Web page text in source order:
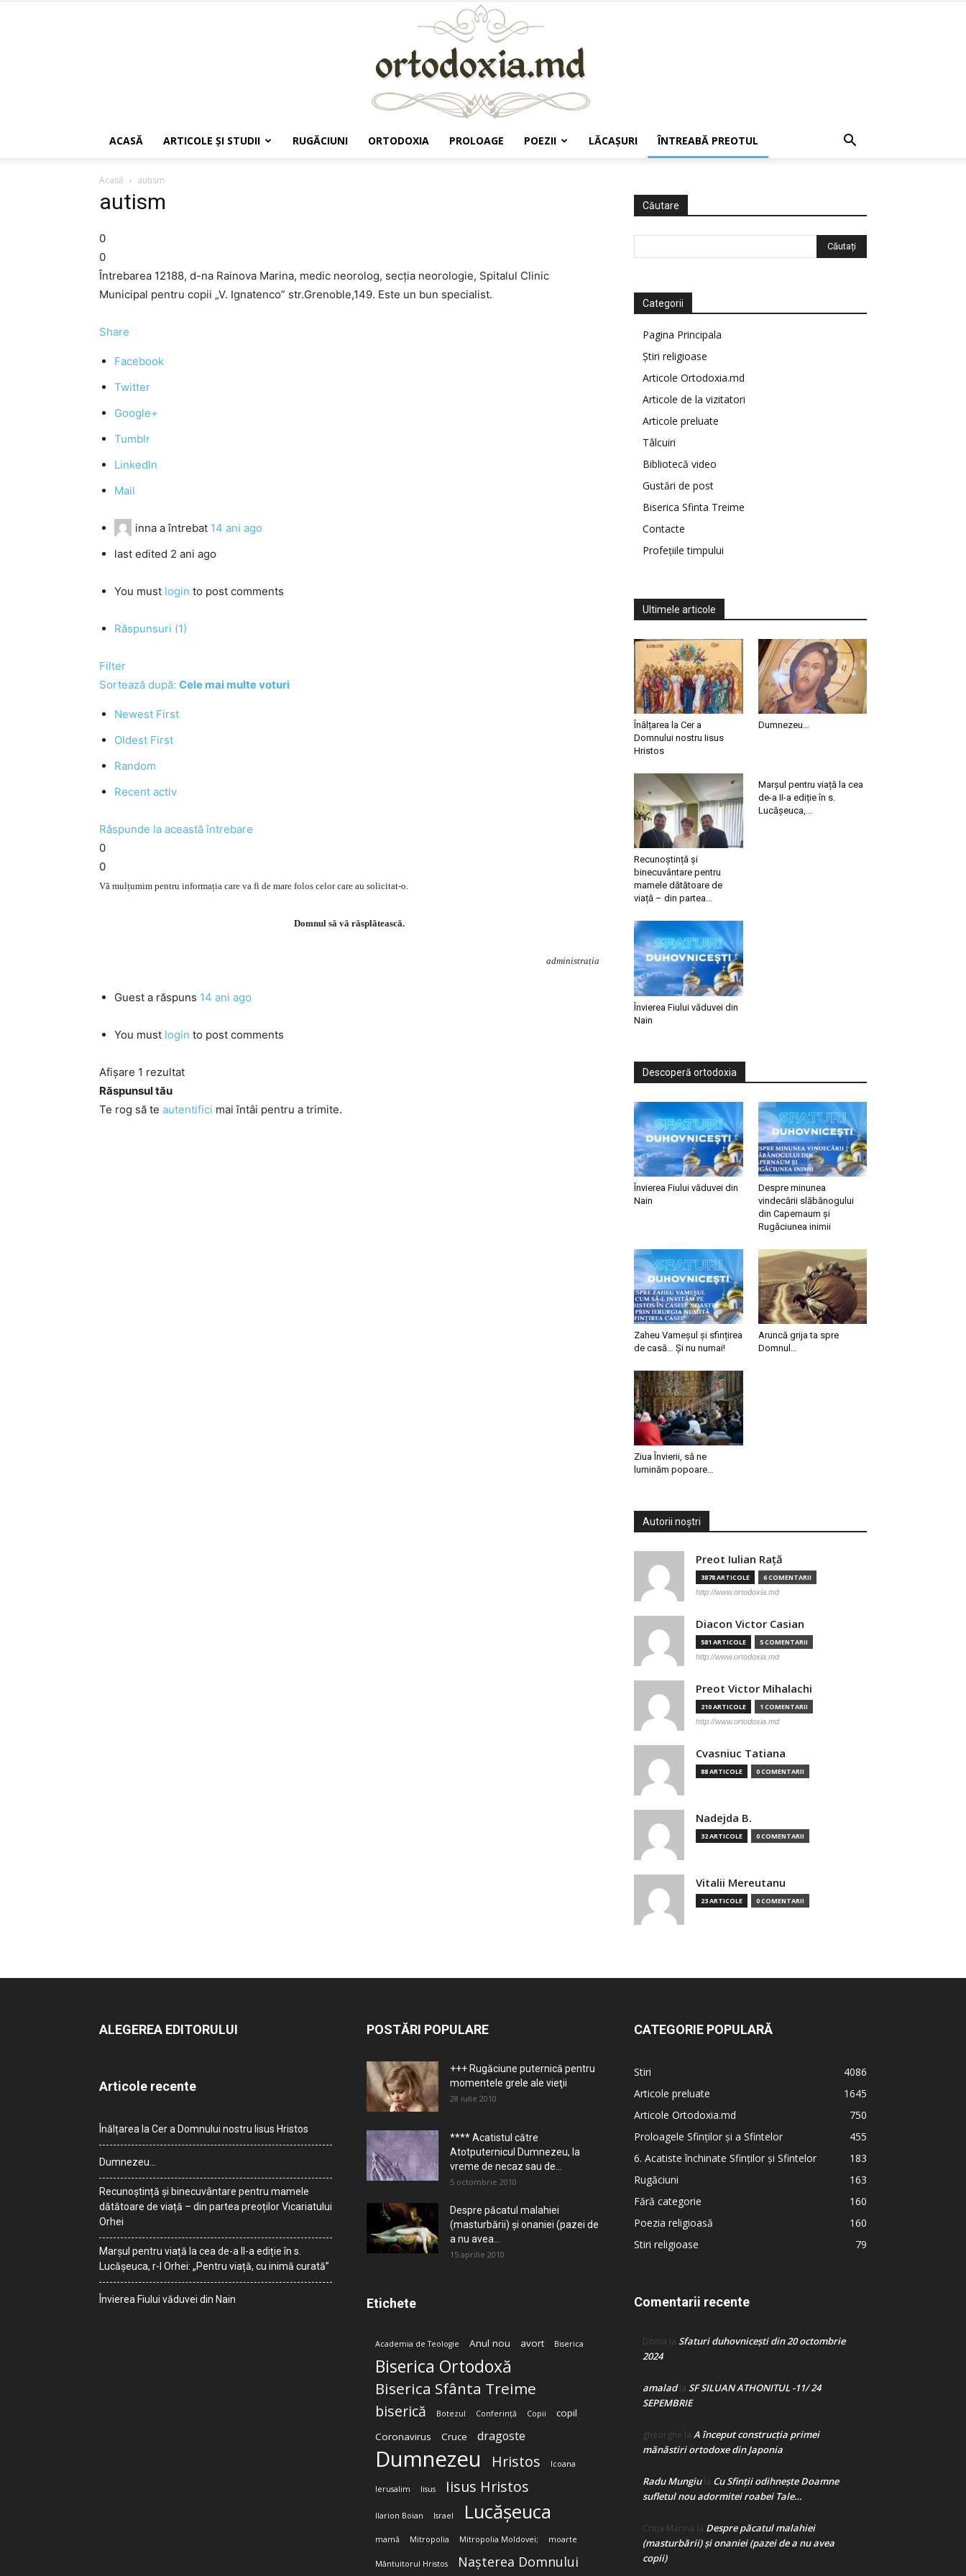
ACASĂ ARTICOLE ŞI STUDII RUGĂCIUNI ORTODOXIA PROLOAGE POEZII LĂCAŞURI ÎNTREABĂ PREOTUL
Acasă autism
autism
0
0
Întrebarea 12188, d-na Rainova Marina, medic neorolog, secţia neorologie, Spitalul Clinic
Municipal pentru copii „V. Ignatenco” str.Grenoble,149. Este un bun specialist.
Share
Facebook
Twitter
Google+
Tumblr
LinkedIn
Mail
inna a întrebat 14 ani ago
last edited 2 ani ago
You must login to post comments
Răspunsuri (1)
Filter
Sortează după: Cele mai multe voturi
Newest First
Oldest First
Random
Recent activ
Răspunde la această întrebare
0
0
Vă mulțumim pentru informația care va fi de mare folos celor care au solicitat-o.
Domnul să vă răsplătească.
administrația
Guest a răspuns 14 ani ago
You must login to post comments
Afișare 1 rezultat
Răspunsul tău
Te rog să te autentifici mai întâi pentru a trimite.
Căutare
Categorii
Pagina Principala
Știri religioase
Articole Ortodoxia.md
Articole de la vizitatori
Articole preluate
Tâlcuiri
Bibliotecă video
Gustări de post
Biserica Sfinta Treime
Contacte
Profețiile timpului
Ultimele articole
Înălțarea la Cer a
Domnului nostru Iisus
Hristos
Dumnezeu…
Recunoștință și
binecuvântare pentru
mamele dătătoare de
viață – din partea...
Marșul pentru viață la cea
de-a II-a ediție în s.
Lucășeuca,...
Învierea Fiului văduvei din
Nain
Descoperă ortodoxia
Învierea Fiului văduvei din
Nain
Despre minunea
vindecării slăbănogului
din Capernaum și
Rugăciunea inimii
Zaheu Vameșul și sfințirea
de casă… Și nu numai!
Aruncă grija ta spre
Domnul…
Ziua Învierii, să ne
luminăm popoare…
Autorii noștri
Preot Iulian Raţă
3878 ARTICOLE 6 COMENTARII
http://www.ortodoxia.md
Diacon Victor Casian
581 ARTICOLE 5 COMENTARII
http://www.ortodoxia.md
Preot Victor Mihalachi
210 ARTICOLE 1 COMENTARII
http://www.ortodoxia.md
Cvasniuc Tatiana
88 ARTICOLE 0 COMENTARII
Nadejda B.
32 ARTICOLE 0 COMENTARII
Vitalii Mereutanu
23 ARTICOLE 0 COMENTARII
ALEGEREA EDITORULUI
Articole recente
Înălțarea la Cer a Domnului nostru Iisus Hristos
Dumnezeu…
Recunoștință și binecuvântare pentru mamele
dătătoare de viață – din partea preoților Vicariatului
Orhei
Marșul pentru viață la cea de-a II-a ediție în s.
Lucășeuca, r-l Orhei: „Pentru viață, cu inimă curată”
Învierea Fiului văduvei din Nain
POSTĂRI POPULARE
+++ Rugăciune puternică pentru
momentele grele ale vieţii
28 iulie 2010
**** Acatistul către
Atotputernicul Dumnezeu, la
vreme de necaz sau de...
5 octombrie 2010
Despre păcatul malahiei
(masturbării) şi onaniei (pazei de
a nu avea...
15 aprilie 2010
Etichete
Academia de Teologie Anul nou avort Biserica
Biserica Ortodoxă
Biserica Sfânta Treime
biserică Botezul Conferință Copii
copil
Coronavirus
Cruce dragoste
Dumnezeu Hristos Icoana
Ierusalim Iisus Iisus Hristos
Ilarion Boian Israel Lucășeuca
mamă Mitropolia Mitropolia Moldovei; moarte
Mântuitorul Hristos Nașterea Domnului
CATEGORIE POPULARĂ
Stiri
4086
Articole preluate
1645
Articole Ortodoxia.md
750
Proloagele Sfinților și a Sfintelor
455
6. Acatiste închinate Sfinților și Sfintelor
183
Rugăciuni
163
Fără categorie
160
Poezia religioasă
160
Stiri religioase
79
Comentarii recente
Doina la Sfaturi duhovnicești din 20 octombrie
2024
amaladla SF SILUAN ATHONITUL -11/ 24
SEPEMBRIE
gheorghe la A început construcţia primei
mănăstiri ortodoxe din Japonia
Radu Mungiula Cu Sfinții odihnește Doamne
sufletul nou adormitei roabei Tale…
Crina Marina la Despre păcatul malahiei
(masturbării) şi onaniei (pazei de a nu avea
copii)